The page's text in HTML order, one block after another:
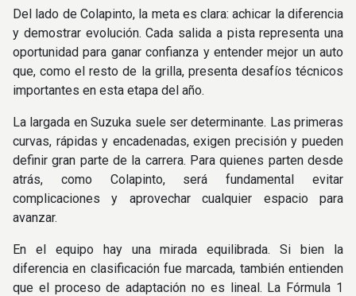
Del lado de Colapinto, la meta es clara: achicar la diferencia
y demostrar evolución. Cada salida a pista representa una
oportunidad para ganar confianza y entender mejor un auto
que, como el resto de la grilla, presenta desafíos técnicos
importantes en esta etapa del año.
La largada en Suzuka suele ser determinante. Las primeras
curvas, rápidas y encadenadas, exigen precisión y pueden
definir gran parte de la carrera. Para quienes parten desde
atrás, como Colapinto, será fundamental evitar
complicaciones y aprovechar cualquier espacio para
avanzar.
En el equipo hay una mirada equilibrada. Si bien la
diferencia en clasificación fue marcada, también entienden
que el proceso de adaptación no es lineal. La Fórmula 1